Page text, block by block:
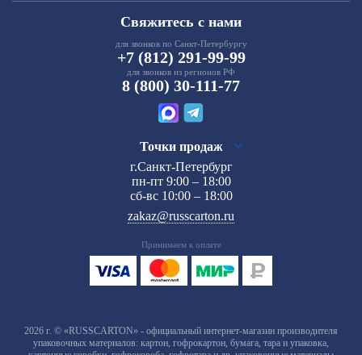
Свяжитесь с нами
для звонков по Санкт-Петербургу
+7 (812) 291-99-99
для звонков из регионов РФ
8 (800) 30-111-77
Точки продаж
г.Санкт-Петербург
пн-пт 9:00 – 18:00
сб-вс 10:00 – 18:00
zakaz@russcarton.ru
Принимаем к оплате
2026 г. © «RUSSCARTON» - официальный интернет-магазин производителя
упаковочных материалов: картон, гофрокартон, бумага, тара и упаковка,